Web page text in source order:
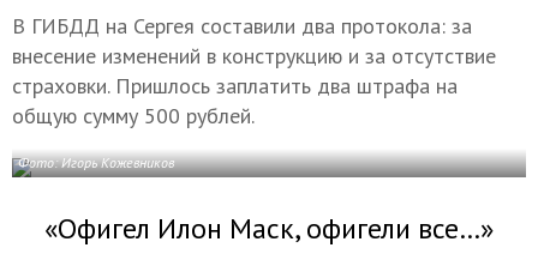
В ГИБДД на Сергея составили два протокола: за
внесение изменений в конструкцию и за отсутствие
страховки. Пришлось заплатить два штрафа на
общую сумму 500 рублей.
Фото: Игорь Кожевников
«Офигел Илон Маск, офигели все…»